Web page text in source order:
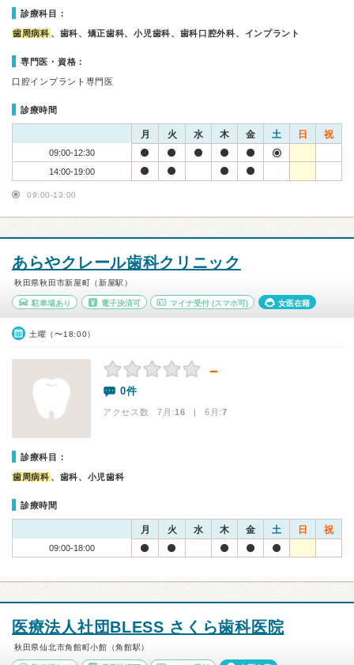
診療科目：
歯周病科 、歯科、矯正歯科、小児歯科、歯科口腔外科、インプラント
専門医・資格：
口腔インプラント専門医
診療時間
月 火 水 木 金 土 日 祝
09:00-12:30
14:00-19:00
09:00-13:00
あらやクレール歯科クリニック
秋田県秋田市新屋町（新屋駅）
駐車場あり 電子決済可 マイナ受付 (スマホ可) 女医在籍
土曜（〜18:00）
－
0件
アクセス数 7月:16 | 6月:7
診療科目：
歯周病科 、歯科、小児歯科
診療時間
月 火 水 木 金 土 日 祝
09:00-18:00
医療法人社団BLESS さくら歯科医院
秋田県仙北市角館町小館（角館駅）